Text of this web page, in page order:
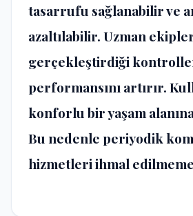
tasarrufu sağlanabilir ve
azaltılabilir. Uzman
gerçekleştirdiği
performansını artırır.
konforlu bir yaşam
Bu nedenle periyodik
hizmetleri ihmal